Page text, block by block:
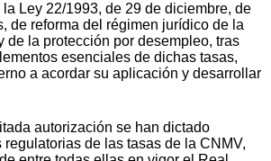
Ley 22/1993, de 29 de diciembre, de
de reforma del régimen jurídico de la
de la protección por desempleo, tras
esenciales de dichas tasas,
a acordar su aplicación y desarrollar
autorización se han dictado
regulatorias de las tasas de la CNMV,